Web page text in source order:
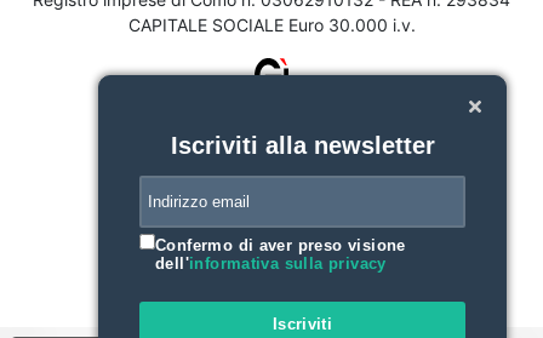
CAPITALE SOCIALE Euro 30.000 i.v.
Iscriviti alla newsletter
Confermo di aver preso visione
dell'informativa sulla privacy
Iscriviti